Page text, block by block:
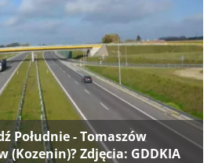
Południe - Tomaszów
(Kozenin)? Zdjęcia: GDDKIA